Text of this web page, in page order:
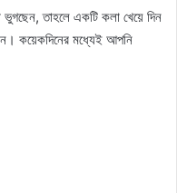
ভুগছেন, তাহলে একটি কলা খেয়ে দিন
কয়েকদিনের মধ্যেই আপনি